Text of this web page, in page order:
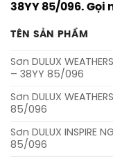
38YY 85/096. Gọi
TÊN SẢN PHẨM
Sơn DULUX
– 38YY 85/096
Sơn DULUX
85/096
Sơn DULUX INSPIRE
85/096